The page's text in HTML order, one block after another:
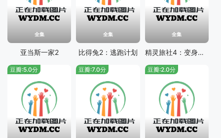
全集
亚当斯一家2
全集
比得兔2：逃跑计划
全集
精灵旅社4：变身大冒险
豆瓣:5.0分 豆瓣:7.0分 豆瓣:2.0分